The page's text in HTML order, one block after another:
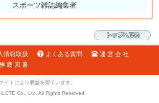
スポーツ雑誌編集者
情報取扱 よくある質問
運 営 会 社
薦 図 書
トにより収益を得ています。
Co., Ltd. All Rights Reserved.